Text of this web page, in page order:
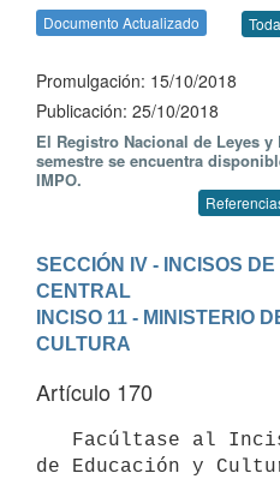
Documento Actualizado
Promulgación: 15/10/2018
Publicación: 25/10/2018
El Registro Nacional de Leyes y
semestre se encuentra
IMPO.
SECCIÓN IV - INCISOS
CENTRAL
INCISO 11 - MINISTERIO
CULTURA
Artículo 170
de Educación y